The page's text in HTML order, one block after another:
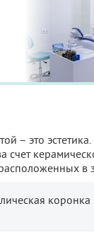
– это
счет
в
коронка